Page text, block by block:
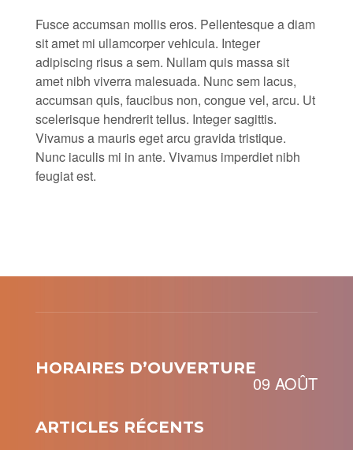
Fusce accumsan mollis eros. Pellentesque a diam
sit amet mi ullamcorper vehicula. Integer
adipiscing risus a sem. Nullam quis massa sit
amet nibh viverra malesuada. Nunc sem lacus,
accumsan quis, faucibus non, congue vel, arcu. Ut
scelerisque hendrerit tellus. Integer sagittis.
Vivamus a mauris eget arcu gravida tristique.
Nunc iaculis mi in ante. Vivamus imperdiet nibh
feugiat est.
HORAIRES D’OUVERTURE
09 AOÛT
ARTICLES RÉCENTS